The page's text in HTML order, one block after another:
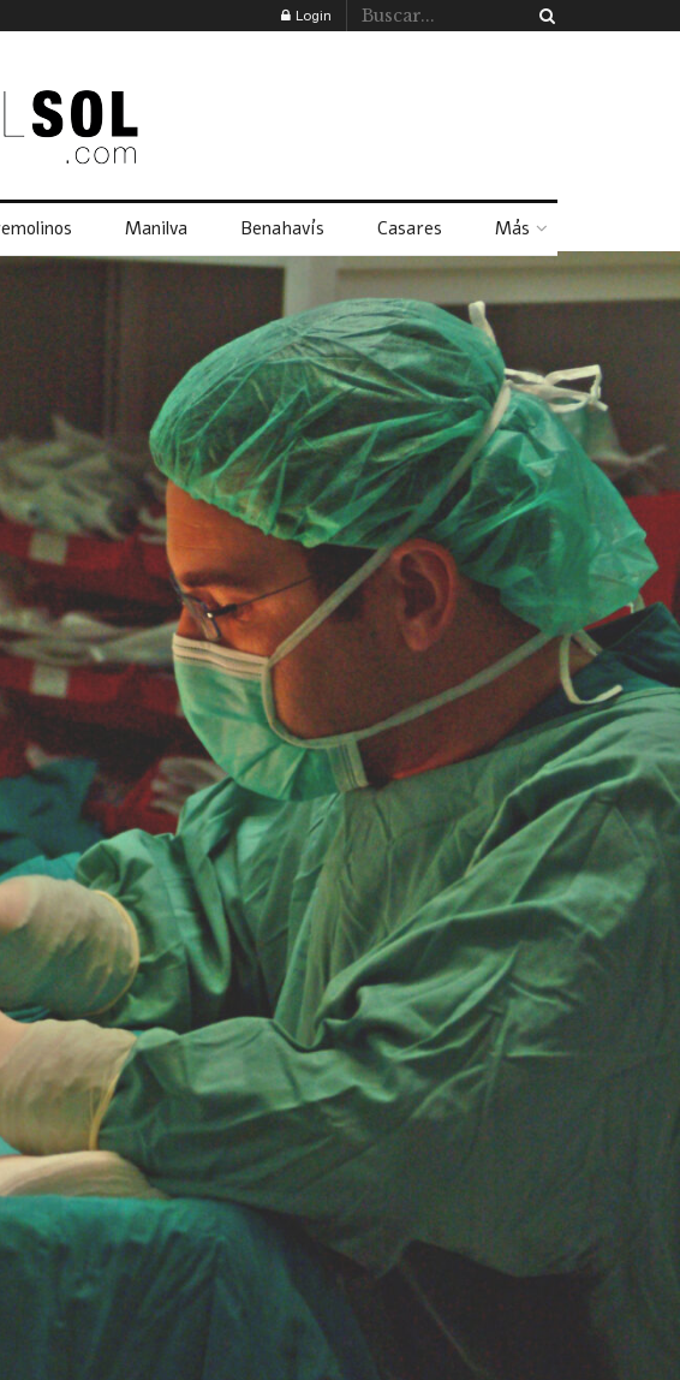
Login
Manilva Benahavís Casares Más